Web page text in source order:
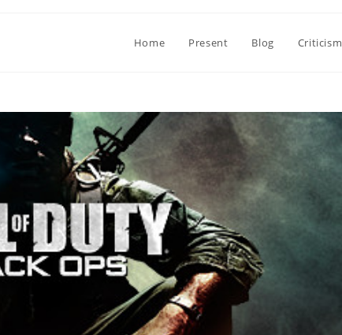
Home Present Blog Criticism